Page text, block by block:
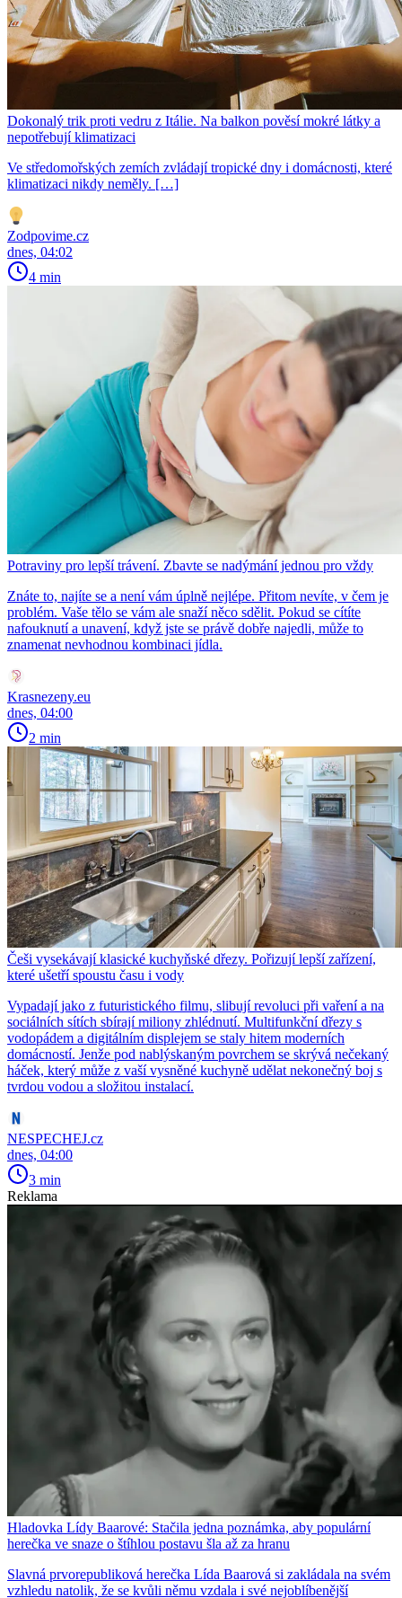
Dokonalý trik proti vedru z Itálie. Na balkon pověsí mokré látky a
nepotřebují klimatizaci
Ve středomořských zemích zvládají tropické dny i domácnosti, které
klimatizaci nikdy neměly. […]
Zodpovime.cz
dnes, 04:02
4 min
Potraviny pro lepší trávení. Zbavte se nadýmání jednou pro vždy
Znáte to, najíte se a není vám úplně nejlépe. Přitom nevíte, v čem je
problém. Vaše tělo se vám ale snaží něco sdělit. Pokud se cítíte
nafouknutí a unavení, když jste se právě dobře najedli, může to
znamenat nevhodnou kombinaci jídla.
Krasnezeny.eu
dnes, 04:00
2 min
Češi vysekávají klasické kuchyňské dřezy. Pořizují lepší zařízení,
které ušetří spoustu času i vody
Vypadají jako z futuristického filmu, slibují revoluci při vaření a na
sociálních sítích sbírají miliony zhlédnutí. Multifunkční dřezy s
vodopádem a digitálním displejem se staly hitem moderních
domácností. Jenže pod nablýskaným povrchem se skrývá nečekaný
háček, který může z vaší vysněné kuchyně udělat nekonečný boj s
tvrdou vodou a složitou instalací.
NESPECHEJ.cz
dnes, 04:00
3 min
Reklama
Hladovka Lídy Baarové: Stačila jedna poznámka, aby populární
herečka ve snaze o štíhlou postavu šla až za hranu
Slavná prvorepubliková herečka Lída Baarová si zakládala na svém
vzhledu natolik, že se kvůli němu vzdala i své nejoblíbenější